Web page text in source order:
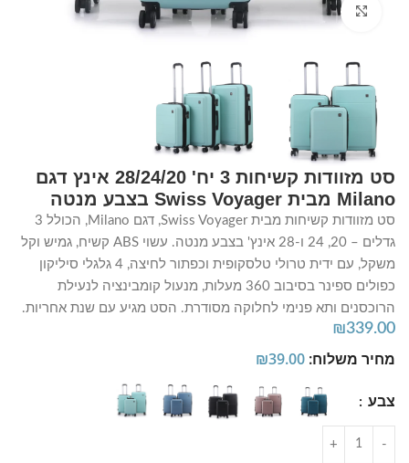
Click to enlarge
סט מזוודות קשיחות 3 יח' 28/24/20 אינץ דגם
Milano מבית Swiss Voyager בצבע מנטה
סט מזוודות קשיחות מבית Swiss Voyager, דגם Milano, הכולל 3
גדלים – 20, 24 ו-28 אינץ' בצבע מנטה. עשוי ABS קשיח, גמיש וקל
משקל, עם ידית טרולי טלסקופית וכפתור לחיצה, 4 גלגלי סיליקון
כפולים ספינר בסיבוב 360 מעלות, מנעול קומבינציה לנעילת
הרוכסנים ותא פנימי לחלוקה מסודרת. הסט מגיע עם שנת אחריות.
₪339.00
מחיר משלוח: ₪39.00
צבע